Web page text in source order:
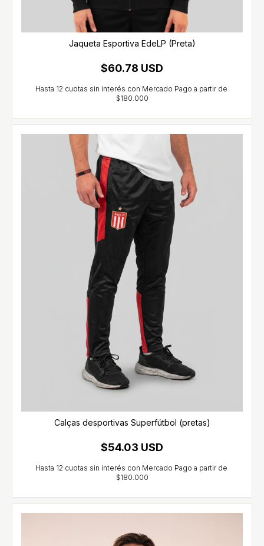
Jaqueta Esportiva EdeLP (Preta)
$60.78 USD
Calças desportivas Superfútbol (pretas)
$54.03 USD